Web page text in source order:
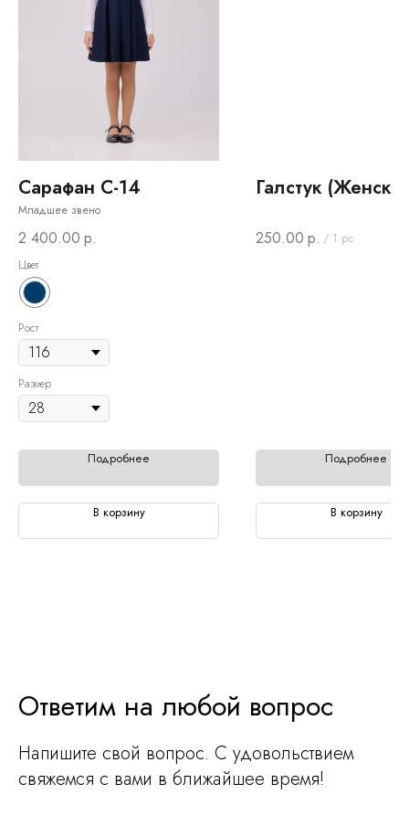
Сарафан С-14
Младшее звено
2 400.00 р.
Цвет
Рост
Размер
Подробнее
В корзину
Галстук
250.00 р. / 1 pc
Подробнее
В корзину
Ответим на любой вопрос
Напишите свой вопрос. С удовольствием
свяжемся с вами в ближайшее время!